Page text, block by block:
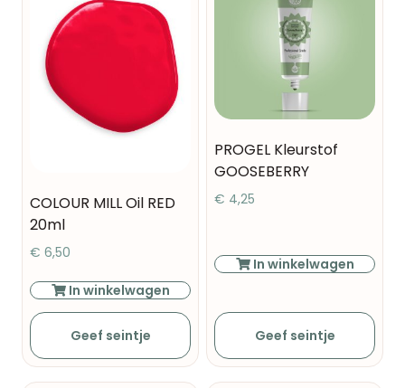
COLOUR MILL Oil RED
20ml
€ 6,50
In winkelwagen
Geef seintje
PROGEL Kleurstof
GOOSEBERRY
€ 4,25
In winkelwagen
Geef seintje